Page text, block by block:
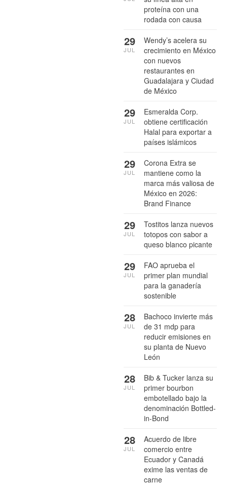
proteína con una
rodada con causa
Wendy’s acelera su
crecimiento en México
con nuevos
restaurantes en
Guadalajara y Ciudad
de México
29
JUL
Esmeralda Corp.
obtiene certificación
Halal para exportar a
países islámicos
29
JUL
Corona Extra se
mantiene como la
marca más valiosa de
México en 2026:
Brand Finance
29
JUL
Tostitos lanza nuevos
totopos con sabor a
queso blanco picante
29
JUL
FAO aprueba el
primer plan mundial
para la ganadería
sostenible
29
JUL
Bachoco invierte más
de 31 mdp para
reducir emisiones en
su planta de Nuevo
León
28
JUL
Bib & Tucker lanza su
primer bourbon
embotellado bajo la
denominación Bottled-
in-Bond
28
JUL
Acuerdo de libre
comercio entre
Ecuador y Canadá
exime las ventas de
carne
28
JUL